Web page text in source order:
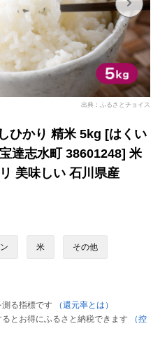
出典：ふるさとチョイス
ひかり 精米 5kg [はくい
達志水町 38601248] 米
美味しい 石川県産
米 その他
る指標です
（還元率とは）
とお得にふるさと納税できます
（控